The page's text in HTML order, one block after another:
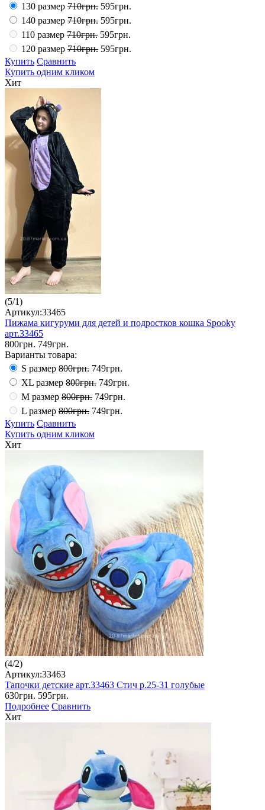
130 размер 710грн. 595грн.
140 размер 710грн. 595грн.
110 размер 710грн. 595грн.
120 размер 710грн. 595грн.
Купить Сравнить
Купить одним кликом
Хит
(5/1)
Артикул:33465
Пижама кигуруми для детей и подростков кошка Spooky
арт.33465
800грн. 749грн.
Варианты товара:
S размер 800грн. 749грн.
XL размер 800грн. 749грн.
M размер 800грн. 749грн.
L размер 800грн. 749грн.
Купить Сравнить
Купить одним кликом
Хит
(4/2)
Артикул:33463
Тапочки детские арт.33463 Стич р.25-31 голубые
630грн. 595грн.
Подробнее Сравнить
Хит